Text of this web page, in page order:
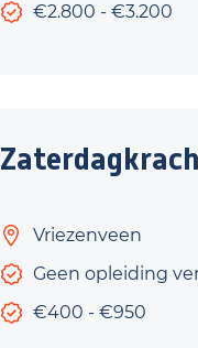
€2.800 - €3.200
Vriezenveen
Geen opleiding
€400 - €950